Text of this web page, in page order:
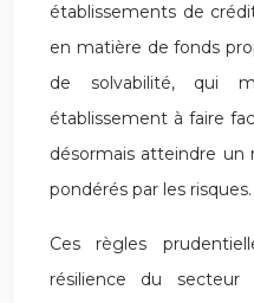
établissements de
en matière de fonds
de solvabilité, qui
établissement à faire
désormais atteindre
pondérés par les risques.
Ces règles
résilience du secteur